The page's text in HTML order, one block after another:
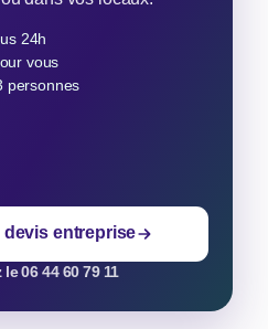
24h
vous
personnes
entreprise
06 44 60 79 11